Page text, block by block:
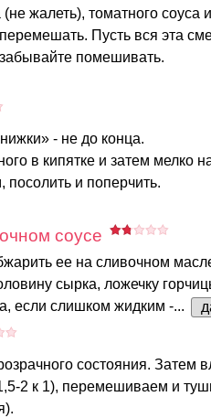
жалеть), томатного соуса
Пусть вся эта
помешивать.
- не до конца.
в кипятке и затем мелко
и поперчить.
соусе
ее на сливочном
сырка, ложечку
если слишком жидким -...
состояния. Затем
2 к 1), перемешиваем и